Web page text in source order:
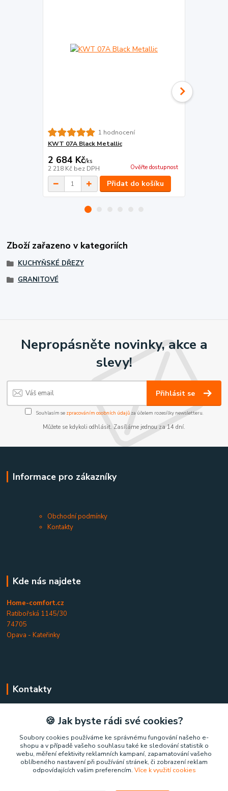
1 hodnocení
KWT 07A Black Metallic
2 684 Kč/ks
2 218 Kč bez DPH Ověřte dostupnost
Přidat do košíku
Zboží zařazeno v kategoriích
KUCHYŇSKÉ DŘEZY
GRANITOVÉ
Nepropásněte novinky, akce a
slevy!
Přihlásit se
Souhlasím se zpracováním osobních údajůza účelem rozesílky newsletteru.
Můžete se kdykoli odhlásit. Zasíláme jednou za 14 dní.
Informace pro zákazníky
Obchodní podmínky
Kontakty
Kde nás najdete
Home-comfort.cz
Ratibořská 1145/30
74705
Opava - Kateřinky
Kontakty
+420 777 852 326
(Po-Pá, 9-17 hod.)
home-comfort@home-comfort.cz
🍪 Jak byste rádi své cookies?
Soubory cookies používáme ke správnému fungování našeho e-
shopu a v případě vašeho souhlasu také ke sledování statistik o
webu, měření efektivity reklamních kampaní, zapamatování vašeho
oblíbeného nastavení při používání stránek, či zobrazení reklam
odpovídajících vašim preferencím. Více k využití cookies